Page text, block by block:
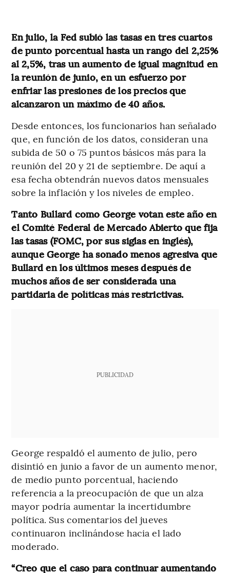
En julio, la Fed subió las tasas en tres cuartos
de punto porcentual hasta un rango del 2,25%
al 2,5%, tras un aumento de igual magnitud en
la reunión de junio, en un esfuerzo por
enfriar las presiones de los precios que
alcanzaron un máximo de 40 años.
Desde entonces, los funcionarios han señalado
que, en función de los datos, consideran una
subida de 50 o 75 puntos básicos más para la
reunión del 20 y 21 de septiembre. De aquí a
esa fecha obtendrán nuevos datos mensuales
sobre la inflación y los niveles de empleo.
Tanto Bullard como George votan este año en
el Comité Federal de Mercado Abierto que fija
las tasas (FOMC, por sus siglas en inglés),
aunque George ha sonado menos agresiva que
Bullard en los últimos meses después de
muchos años de ser considerada una
partidaria de políticas más restrictivas.
PUBLICIDAD
George respaldó el aumento de julio, pero
disintió en junio a favor de un aumento menor,
de medio punto porcentual, haciendo
referencia a la preocupación de que un alza
mayor podría aumentar la incertidumbre
política. Sus comentarios del jueves
continuaron inclinándose hacia el lado
moderado.
“Creo que el caso para continuar aumentando